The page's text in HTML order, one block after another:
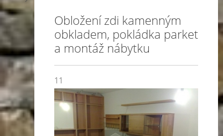
Obložení zdi kamenným
obkladem, pokládka parket
a montáž nábytku
11